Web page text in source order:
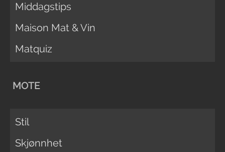
Middagstips
Maison Mat & Vin
Matquiz
MOTE
Stil
Skjønnhet